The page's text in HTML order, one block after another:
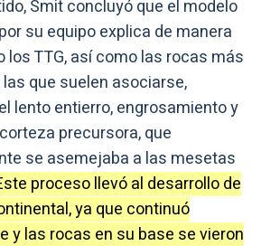
Smit concluyó que el modelo
su equipo explica de manera
los TTG, así como las rocas más
que suelen asociarse,
lento entierro, engrosamiento y
precursora, que
se asemejaba a las mesetas
proceso llevó al desarrollo de
ya que continuó
y las rocas en su base se vieron